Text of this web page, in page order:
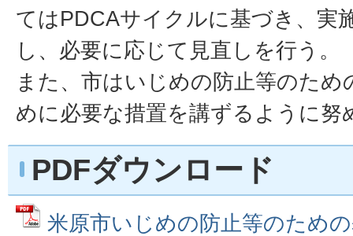
てはPDCAサイクルに基づき、実
し、必要に応じて見直しを行う。
また、市はいじめの防止等のため
めに必要な措置を講ずるように努
PDFダウンロード
米原市いじめの防止等のため